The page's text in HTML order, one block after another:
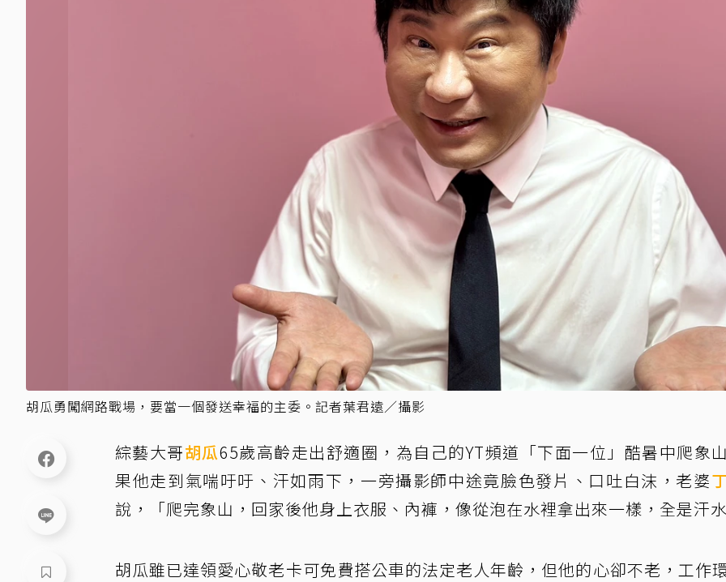
胡瓜勇闖網路戰場，要當一個發送幸福的主委。記者葉君遠／攝影
綜藝大哥胡瓜65歲高齡走出舒適圈，為自己的YT頻道「下面一位」酷暑中爬象
果他走到氣喘吁吁、汗如雨下，一旁攝影師中途竟臉色發片、口吐白沫，老婆
說，「爬完象山，回家後他身上衣服、內褲，像從泡在水裡拿出來一樣，全是汗
胡瓜雖已達領愛心敬老卡可免費搭公車的法定老人年齡，但他的心卻不老，工作